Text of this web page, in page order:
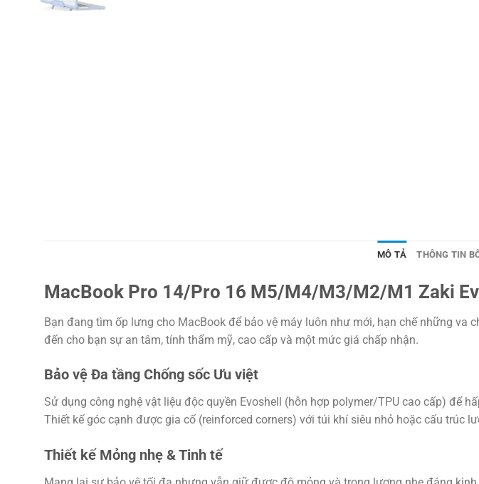
MÔ TẢ THÔNG TIN
MacBook Pro 14/Pro 16 M5/M4/M3/M2/M1 Zaki
Bạn đang tìm ốp lưng cho MacBook để bảo vệ máy luôn như mới, hạn chế những va
đến cho bạn sự an tâm, tính thẩm mỹ, cao cấp và một mức giá chấp nhận.
Bảo vệ Đa tầng Chống sốc Ưu việt
Sử dụng công nghệ vật liệu độc quyền Evoshell (hỗn hợp polymer/TPU cao cấp) để
Thiết kế góc cạnh được gia cố (reinforced corners) với túi khí siêu nhỏ hoặc cấu trúc
Thiết kế Mỏng nhẹ & Tinh tế